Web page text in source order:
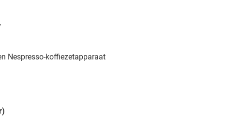
Nespresso-koffiezetapparaat